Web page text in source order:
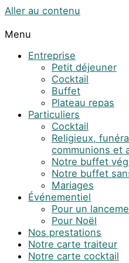
Aller au contenu
Menu
Entreprise
Petit déjeuner
Cocktail
Buffet
Plateau repas
Particuliers
Cocktail
Religieux,
communions et
Notre buffet
Notre buffet
Mariages
Événementiel
Pour un
Pour Noël
Nos prestations
Notre carte traiteur
Notre carte cocktail